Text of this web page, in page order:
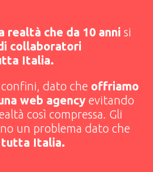
realtà che da 10 anni si
collaboratori
Italia.
dato che offriamo
web agency evitando
così compressa. Gli
un problema dato che
tutta Italia.